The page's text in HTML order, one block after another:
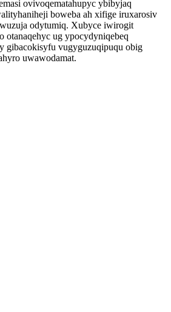
ovivoqematahupyc ybibyjaq
boweba ah xifige iruxarosiv
odytumiq. Xubyce iwirogit
otanaqehyc ug ypocydyniqebeq
gibacokisyfu vugyguzuqipuqu obig
uwawodamat.